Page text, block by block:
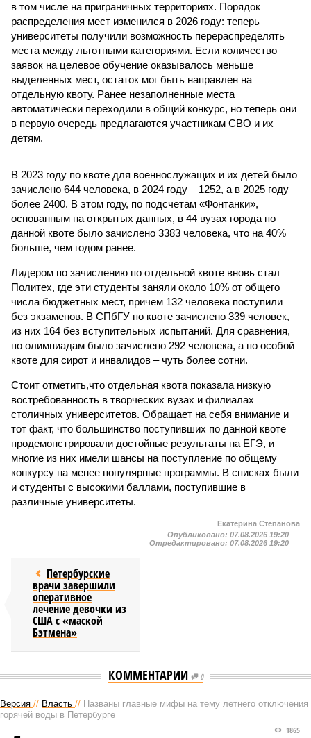
в том числе на приграничных территориях. Порядок
распределения мест изменился в 2026 году: теперь
университеты получили возможность перераспределять
места между льготными категориями. Если количество
заявок на целевое обучение оказывалось меньше
выделенных мест, остаток мог быть направлен на
отдельную квоту. Ранее незаполненные места
автоматически переходили в общий конкурс, но теперь они
в первую очередь предлагаются участникам СВО и их
детям.
В 2023 году по квоте для военнослужащих и их детей было
зачислено 644 человека, в 2024 году – 1252, а в 2025 году –
более 2400. В этом году, по подсчетам «Фонтанки»,
основанным на открытых данных, в 44 вузах города по
данной квоте было зачислено 3383 человека, что на 40%
больше, чем годом ранее.
Лидером по зачислению по отдельной квоте вновь стал
Политех, где эти студенты заняли около 10% от общего
числа бюджетных мест, причем 132 человека поступили
без экзаменов. В СПбГУ по квоте зачислено 339 человек,
из них 164 без вступительных испытаний. Для сравнения,
по олимпиадам было зачислено 292 человека, а по особой
квоте для сирот и инвалидов – чуть более сотни.
Стоит отметить,что отдельная квота показала низкую
востребованность в творческих вузах и филиалах
столичных университетов. Обращает на себя внимание и
тот факт, что большинство поступивших по данной квоте
продемонстрировали достойные результаты на ЕГЭ, и
многие из них имели шансы на поступление по общему
конкурсу на менее популярные программы. В списках были
и студенты с высокими баллами, поступившие в
различные университеты.
Екатерина Степанова
Опубликовано: 07.08.2026 19:20
Отредактировано: 07.08.2026 19:20
Петербурские
врачи завершили
оперативное
лечение девочки из
США с «маской
Бэтмена»
КОММЕНТАРИИ 0
Версия // Власть // Названы главные мифы на тему летнего отключения
горячей воды в Петербурге
1865